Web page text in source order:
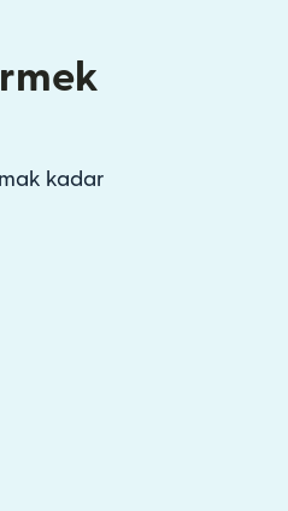
kadar